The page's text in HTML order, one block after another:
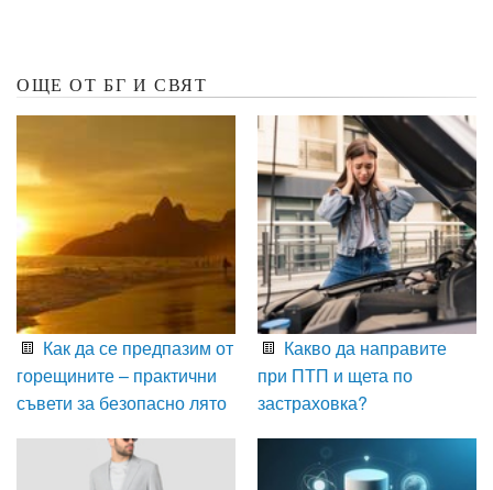
ОЩЕ ОТ БГ И СВЯТ
Как да се предпазим от
горещините – практични
съвети за безопасно лято
Какво да направите
при ПТП и щета по
застраховка?